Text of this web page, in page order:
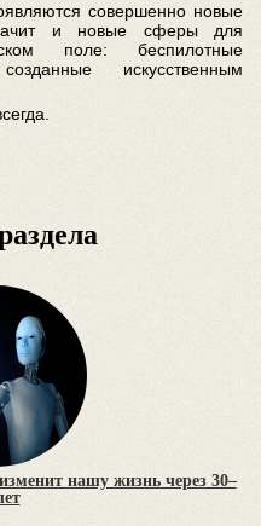
совершенно новые
и новые сферы для
поле: беспилотные
искусственным
нашу жизнь через 30–